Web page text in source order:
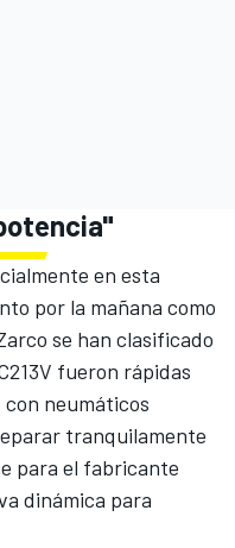
en esta
por la mañana como
se han clasificado
fueron rápidas
neumáticos
tranquilamente
para el fabricante
dinámica para